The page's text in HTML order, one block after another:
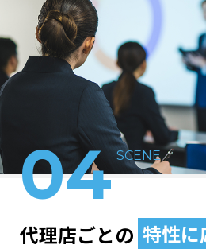
04 SCENE
代理店ごとの 特性に